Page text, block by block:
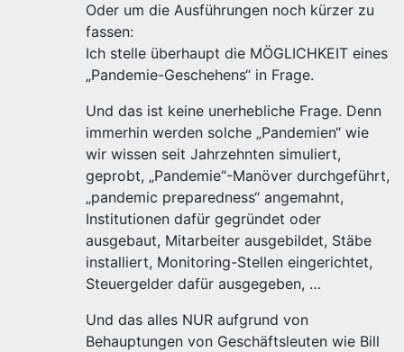
Oder um die Ausführungen noch kürzer zu
fassen:
Ich stelle überhaupt die MÖGLICHKEIT eines
„Pandemie-Geschehens“ in Frage.
Und das ist keine unerhebliche Frage. Denn
immerhin werden solche „Pandemien“ wie
wir wissen seit Jahrzehnten simuliert,
geprobt, „Pandemie“-Manöver durchgeführt,
„pandemic preparedness“ angemahnt,
Institutionen dafür gegründet oder
ausgebaut, Mitarbeiter ausgebildet, Stäbe
installiert, Monitoring-Stellen eingerichtet,
Steuergelder dafür ausgegeben, …
Und das alles NUR aufgrund von
Behauptungen von Geschäftsleuten wie Bill